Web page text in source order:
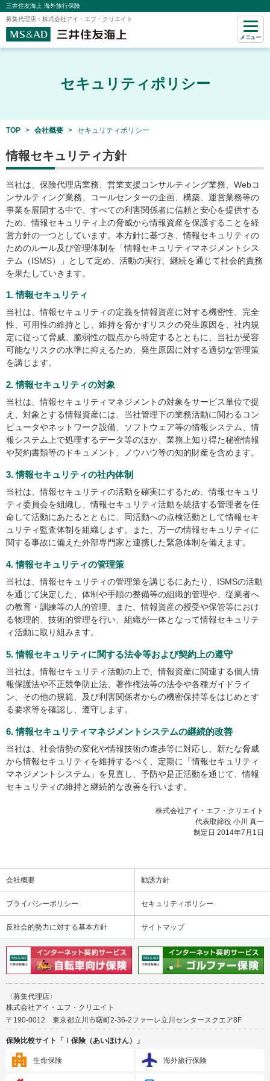
三井住友海上 海外旅行保険
募集代理店：株式会社アイ・エフ・クリエイト
メニュー
セキュリティポリシー
TOP 会社概要 セキュリティポリシー
情報セキュリティ方針
当社は、保険代理店業務、営業支援コンサルティング業務、Webコ
ンサルティング業務、コールセンターの企画、構築、運営業務等の
事業を展開する中で、すべての利害関係者に信頼と安心を提供する
ため、情報セキュリティ上の脅威から情報資産を保護することを経
営方針の一つとしています。本方針に基づき、情報セキュリティの
ためのルール及び管理体制を「情報セキュリティマネジメントシス
テム（ISMS）」として定め、活動の実行、継続を通じて社会的責務
を果たしていきます。
1. 情報セキュリティ
当社は、情報セキュリティの定義を情報資産に対する機密性、完全
性、可用性の維持とし、維持を脅かすリスクの発生原因を、社内規
定に従って脅威、脆弱性の観点から特定するとともに、当社が受容
可能なリスクの水準に抑えるため、発生原因に対する適切な管理策
を講じます。
2. 情報セキュリティの対象
当社は、情報セキュリティマネジメントの対象をサービス単位で捉
え、対象とする情報資産には、当社管理下の業務活動に関わるコン
ピュータやネットワーク設備、ソフトウェア等の情報システム、情
報システム上で処理するデータ等のほか、業務上知り得た秘密情報
や契約書類等のドキュメント、ノウハウ等の知的財産を含めます。
3. 情報セキュリティの社内体制
当社は、情報セキュリティの活動を確実にするため、情報セキュリ
ティ委員会を組織し、情報セキュリティ活動を統括する管理者を任
命して活動にあたるとともに、同活動への点検活動として情報セキ
ュリティ監査体制を組織します。また、万一の情報セキュリティに
関する事故に備えた外部専門家と連携した緊急体制を備えます。
4. 情報セキュリティの管理策
当社は、情報セキュリティの管理策を講じるにあたり、ISMSの活動
を通じて決定した、体制や手順の整備等の組織的管理や、従業者へ
の教育・訓練等の人的管理、また、情報資産の授受や保管等におけ
る物理的、技術的管理を行い、組織が一体となって情報セキュリテ
ィ活動に取り組みます。
5. 情報セキュリティに関する法令等および契約上の遵守
当社は、情報セキュリティ活動の上で、情報資産に関連する個人情
報保護法や不正競争防止法、著作権法等の法令や各種ガイドライ
ン、その他の規範、及び利害関係者からの機密保持等をはじめとす
る要求等を確認し、遵守します。
6. 情報セキュリティマネジメントシステムの継続的改善
当社は、社会情勢の変化や情報技術の進歩等に対応し、新たな脅威
から情報セキュリティを維持するべく、定期に「情報セキュリティ
マネジメントシステム」を見直し、予防や是正活動を通じて、情報
セキュリティの維持と継続的な改善を行います。
株式会社アイ・エフ・クリエイト
代表取締役 小川 真一
制定日 2014年7月1日
会社概要 勧誘方針
プライバシーポリシー セキュリティポリシー
反社会的勢力に対する基本方針 サイトマップ
〈募集代理店〉
株式会社アイ・エフ・クリエイト
〒190-0012 東京都立川市曙町2-36-2ファーレ立川センタースクエア8F
保険比較サイト「ｉ保険（あいほけん）」
生命保険 海外旅行保険